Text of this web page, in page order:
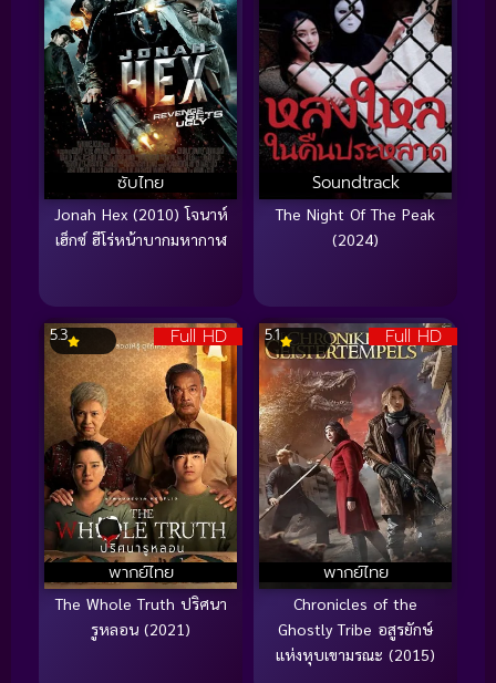
ซับไทย
Jonah Hex (2010) โจนาห์
เฮ็กซ์ ฮีโร่หน้าบากมหากาฬ
Soundtrack
The Night Of The Peak
(2024)
Full HD
พากย์ไทย
5.3
The Whole Truth ปริศนา
รูหลอน (2021)
Full HD
พากย์ไทย
5.1
Chronicles of the
Ghostly Tribe อสูรยักษ์
แห่งหุบเขามรณะ (2015)